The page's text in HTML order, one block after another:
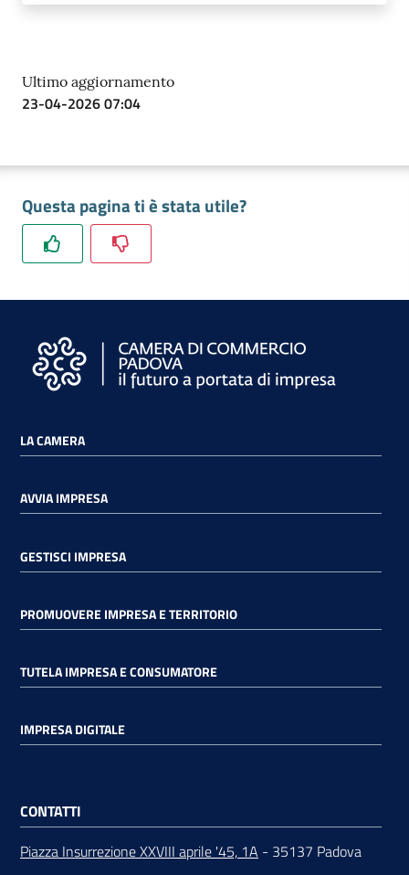
Ultimo aggiornamento
23-04-2026 07:04
Questa pagina ti è stata utile?
LA CAMERA
AVVIA IMPRESA
GESTISCI IMPRESA
PROMUOVERE IMPRESA E TERRITORIO
TUTELA IMPRESA E CONSUMATORE
IMPRESA DIGITALE
CONTATTI
Piazza Insurrezione XXVIII aprile '45, 1A - 35137 Padova